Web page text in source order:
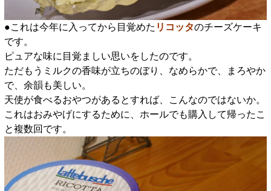
●これは今年に入ってから目覚めた リコッタのチーズケーキ
です。
ピュアな味に目覚ましい思いをしたのです。
ただもうミルクの香味が立ちのぼり、なめらかで、まろやか
で、余韻も美しい。
天使が食べるおやつがあるとすれば、こんなのではないか。
これはおみやげにするために、ホールでも購入して帰ったこ
と複数回です。